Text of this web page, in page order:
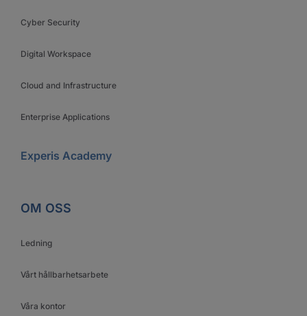
Cyber Security
Digital Workspace
Cloud and Infrastructure
Enterprise Applications
Experis Academy
OM OSS
Ledning
Vårt hållbarhetsarbete
Våra kontor